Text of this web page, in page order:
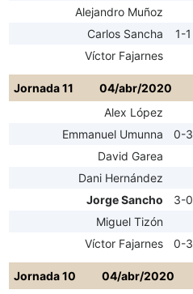
Alejandro Muñoz
Carlos Sancha
1-1
Víctor Fajarnes
Jornada 11
04/abr/2020
Alex López
Emmanuel Umunna
0-3
David Garea
Dani Hernández
Jorge Sancho
3-0
Miguel Tizón
Víctor Fajarnes
0-3
Jornada 10
04/abr/2020